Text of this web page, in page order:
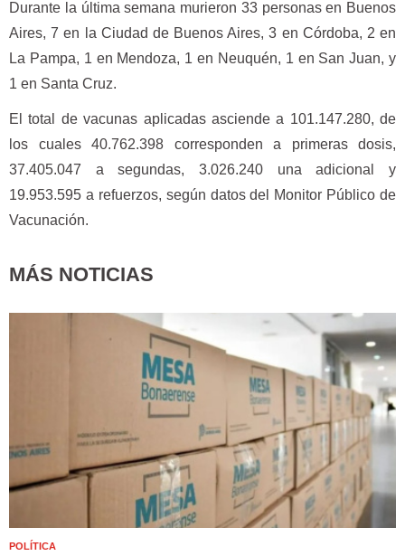
Durante la última semana murieron 33 personas en Buenos
Aires, 7 en la Ciudad de Buenos Aires, 3 en Córdoba, 2 en
La Pampa, 1 en Mendoza, 1 en Neuquén, 1 en San Juan, y
1 en Santa Cruz.
El total de vacunas aplicadas asciende a 101.147.280, de
los cuales 40.762.398 corresponden a primeras dosis,
37.405.047 a segundas, 3.026.240 una adicional y
19.953.595 a refuerzos, según datos del Monitor Público de
Vacunación.
MÁS NOTICIAS
POLÍTICA